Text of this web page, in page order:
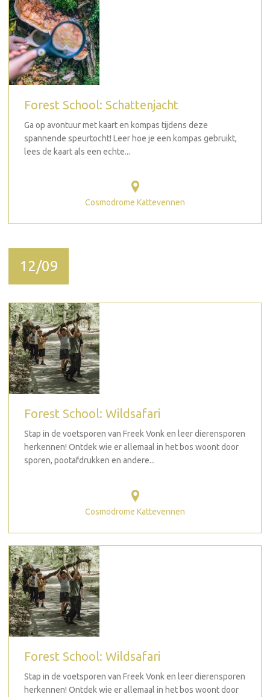
Forest School: Schattenjacht
Ga op avontuur met kaart en kompas tijdens deze
spannende speurtocht! Leer hoe je een kompas gebruikt,
lees de kaart als een echte...
Cosmodrome Kattevennen
12/09
Forest School: Wildsafari
Stap in de voetsporen van Freek Vonk en leer dierensporen
herkennen! Ontdek wie er allemaal in het bos woont door
sporen, pootafdrukken en andere...
Cosmodrome Kattevennen
Forest School: Wildsafari
Stap in de voetsporen van Freek Vonk en leer dierensporen
herkennen! Ontdek wie er allemaal in het bos woont door